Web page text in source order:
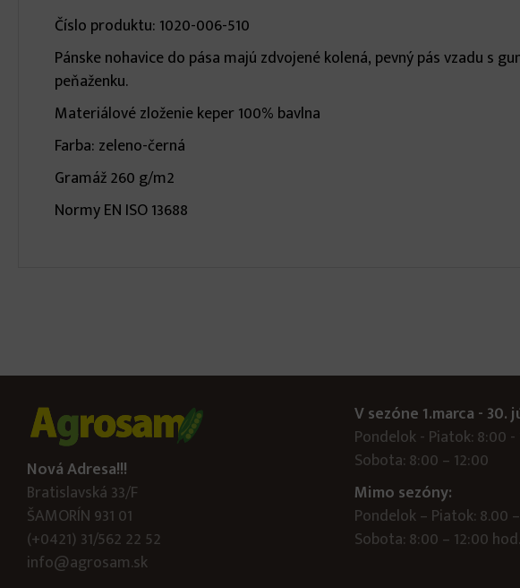
Číslo produktu: 1020-006-510
Pánske nohavice do pása majú zdvojené kolená, pevný pás vzadu s
peňaženku.
Materiálové zloženie keper 100% bavlna
Farba: zeleno-černá
Gramáž 260 g/m2
Normy EN ISO 13688
Nová Adresa!!!
Bratislavská 33/F
ŠAMORÍN 931 01
(+0421) 31/562 22 52
info@agrosam.sk
V sezóne 1.marca - 30.
Pondelok - Piatok: 8:00 -
Sobota: 8:00 – 12:00
Mimo sezóny:
Pondelok – Piatok: 8.00
Sobota: 8:00 – 12:00 hod.